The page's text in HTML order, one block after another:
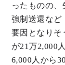
ったものの
強制送還など
要因となりそ
が21万2,000
6,000人から